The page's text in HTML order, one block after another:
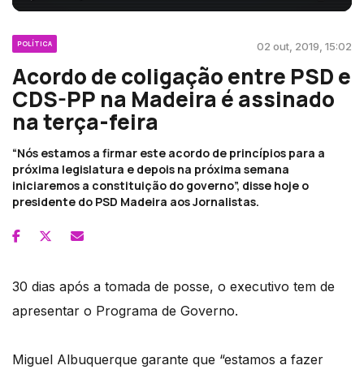
POLÍTICA 02 out, 2019, 15:02
Acordo de coligação entre PSD e
CDS-PP na Madeira é assinado
na terça-feira
“Nós estamos a firmar este acordo de princípios para a
próxima legislatura e depois na próxima semana
iniciaremos a constituição do governo”, disse hoje o
presidente do PSD Madeira aos Jornalistas.
30 dias após a tomada de posse, o executivo tem de
apresentar o Programa de Governo.
Miguel Albuquerque garante que “estamos a fazer